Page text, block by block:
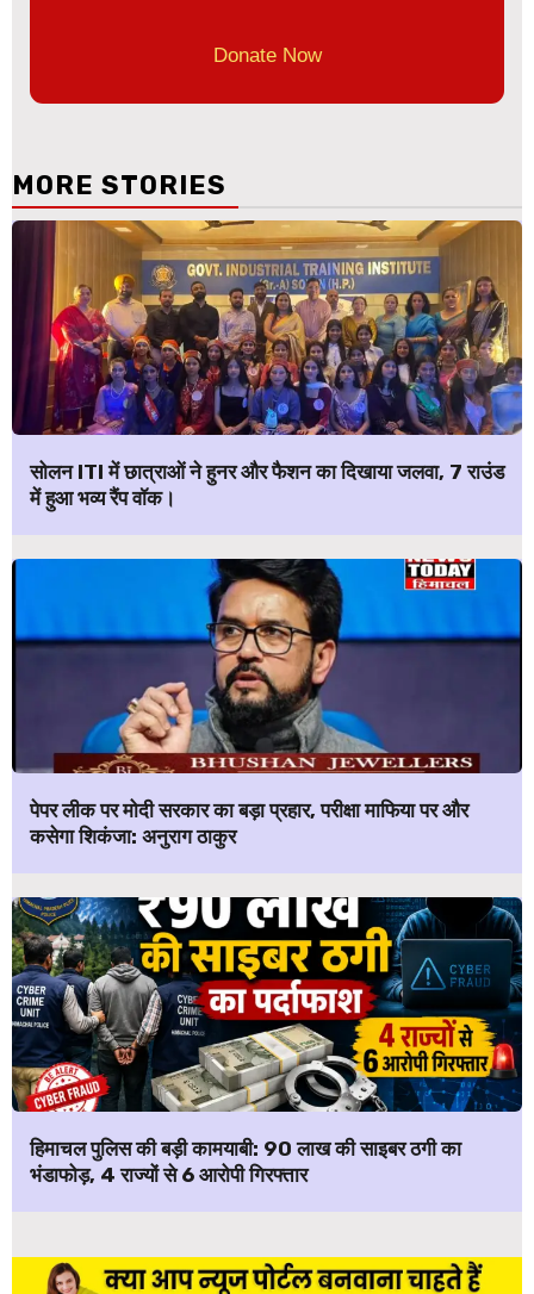
Donate Now
MORE STORIES
सोलन ITI में छात्राओं ने हुनर और फैशन का दिखाया जलवा, 7 राउंड
में हुआ भव्य रैंप वॉक।
पेपर लीक पर मोदी सरकार का बड़ा प्रहार, परीक्षा माफिया पर और
कसेगा शिकंजा: अनुराग ठाकुर
हिमाचल पुलिस की बड़ी कामयाबी: ₹90 लाख की साइबर ठगी का
भंडाफोड़, 4 राज्यों से 6 आरोपी गिरफ्तार